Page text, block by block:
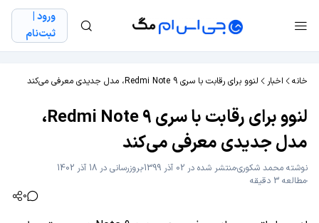
ورود |
ثبت‌نام
خانه اخبار لنوو برای رقابت با سری Redmi Note 9، مدل جدیدی معرفی می‌کند
لنوو برای رقابت با سری Redmi Note 9،
مدل جدیدی معرفی می‌کند
نوشته محمد شکوریمنتشر شده در 02 آذر 1399
بروزرسانی در 18 آذر 1402
مطالعه 3 دقیقه
0